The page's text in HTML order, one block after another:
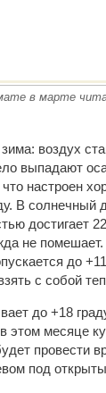
в марте
воздух
выпадают
настроен
В солнечный
достигает
не
до
с собой
до +18
этом месяце
провести
под